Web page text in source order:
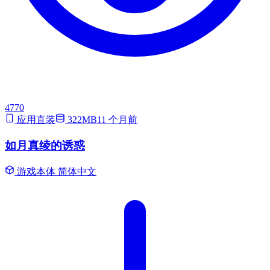
4770
应用直装
322MB11 个月前
如月真绫的诱惑
游戏本体 简体中文